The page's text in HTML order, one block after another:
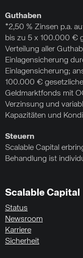
Guthaben
*2,50 % Zinsen p.a.
bis zu 5 x 100.000 €
Verteilung aller
Einlagensicherung
Einlagensicherung;
100.000 €
Geldmarktfonds mit
Verzinsung und
Kapazitäten und
Steuern
Scalable Capital
Behandlung ist
Scalable Capital
Status
Newsroom
Karriere
Sicherheit